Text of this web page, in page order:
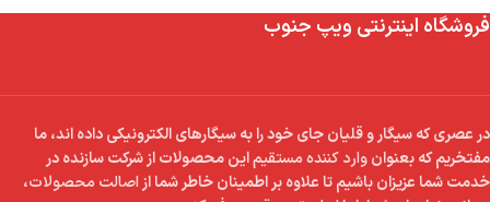
فروشگاه اینترنتی ویپ جنوب
در عصری که سیگار و قلیان جای خود را به سیگارهای الکترونیکی داده اند، ما
مفتخریم که بعنوانوارد کننده مستقیماین محصولات از شرکت سازنده در
خدمت شما عزیزان باشیم تا علاوه بر اطمینان خاطر شما ازاصالت محصولات،